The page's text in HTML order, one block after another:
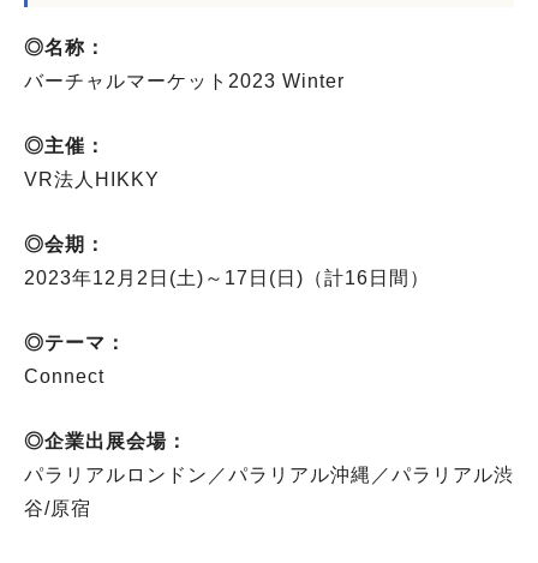
◎名称：
バーチャルマーケット2023 Winter
◎主催：
VR法人HIKKY
◎会期：
2023年12月2日(土)～17日(日)（計16日間）
◎テーマ：
Connect
◎企業出展会場：
パラリアルロンドン／パラリアル沖縄／パラリアル渋
谷/原宿